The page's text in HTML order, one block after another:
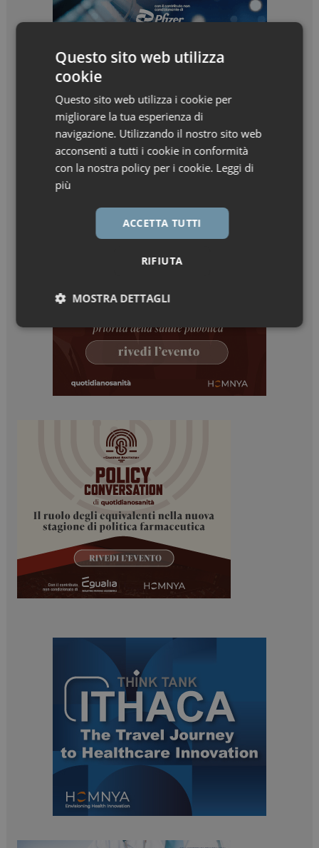
Questo sito web utilizza
cookie
Questo sito web utilizza i cookie per
migliorare la tua esperienza di
navigazione. Utilizzando il nostro sito web
acconsenti a tutti i cookie in conformità
con la nostra policy per i cookie. Leggi di
più
ACCETTA TUTTI
RIFIUTA
MOSTRA DETTAGLI
Necessari Marketing
Necessari
I cookie necessari contribuiscono a rendere fruibile il
sito web abilitandone funzionalità di base quali la
navigazione sulle pagine e l'accesso alle aree
protette del sito. Il sito web non è in grado di
funzionare correttamente senza questi cookie.
NOME
FORNITORE / DOMINIO
_ga
Google LLC
.dailyhealthindustry.it